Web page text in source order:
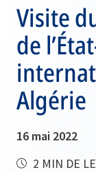
Visite
de
Algérie
16 mai 2022
2 MIN DE